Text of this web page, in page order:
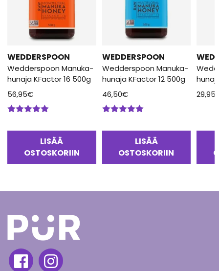
WEDDERSPOON
Wedderspoon Manuka-
hunaja KFactor 16 500g
56,95€
LISÄÄ
OSTOSKORIIN
WEDDERSPOON
Wedderspoon Manuka-
hunaja KFactor 12 500g
46,50€
LISÄÄ
OSTOSKORIIN
29,95